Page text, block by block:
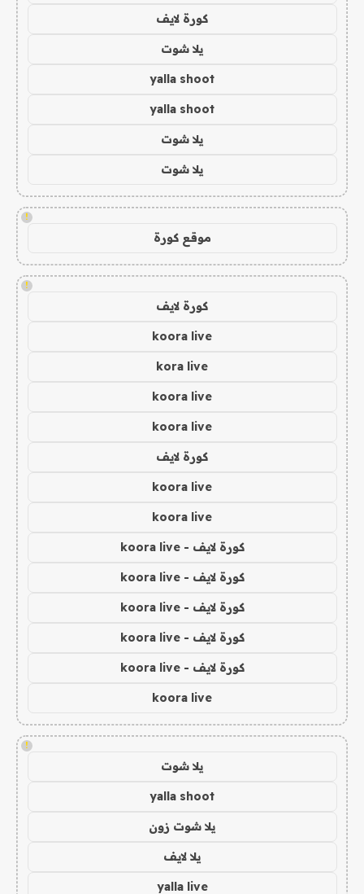
كورة لايف
يلا شوت
yalla shoot
yalla shoot
يلا شوت
يلا شوت
!
موقع كورة
!
كورة لايف
koora live
kora live
koora live
koora live
كورة لايف
koora live
koora live
كورة لايف - koora live
كورة لايف - koora live
كورة لايف - koora live
كورة لايف - koora live
كورة لايف - koora live
koora live
!
يلا شوت
yalla shoot
يلا شوت زون
يلا لايف
yalla live